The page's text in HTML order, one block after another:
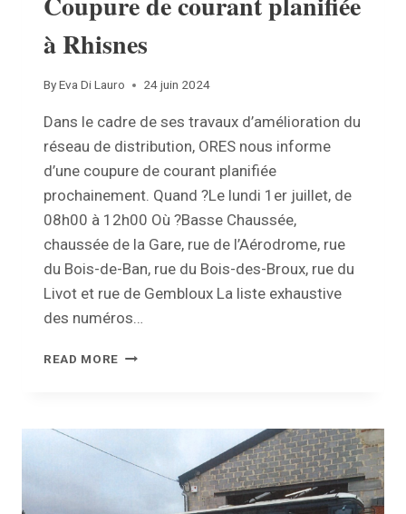
à Rhisnes
ByEva Di Lauro 24 juin 2024
Dans le cadre de ses travaux d’amélioration du
réseau de distribution, ORES nous informe
d’une coupure de courant planifiée
prochainement. Quand ?Le lundi 1er juillet, de
08h00 à 12h00 Où ?Basse Chaussée,
chaussée de la Gare, rue de l’Aérodrome, rue
du Bois-de-Ban, rue du Bois-des-Broux, rue du
Livot et rue de Gembloux La liste exhaustive
des numéros…
READ MORE COUPURE
À